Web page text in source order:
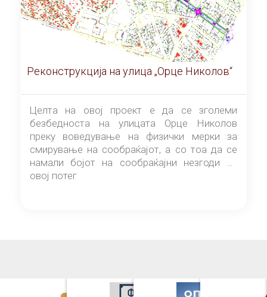
Реконструкција на улица „Орце Николов“
Целта на овој проект е да се зголеми
безбедноста на улицата Орце Николов
преку воведување на физички мерки за
смирување на сообраќајот, а со тоа да се
намали бојот на сообраќајни незгоди на
овој потег